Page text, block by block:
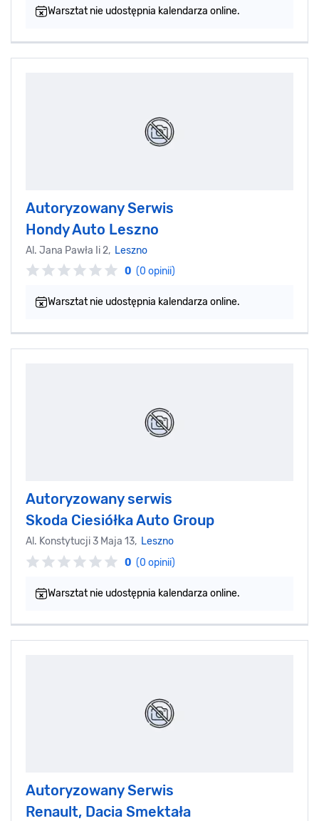
Warsztat nie udostępnia kalendarza online.
Autoryzowany Serwis
Hondy Auto Leszno
Al. Jana Pawła Ii 2, Leszno
0 (0 opinii)
Warsztat nie udostępnia kalendarza online.
Autoryzowany serwis
Skoda Ciesiółka Auto Group
Al. Konstytucji 3 Maja 13, Leszno
0 (0 opinii)
Warsztat nie udostępnia kalendarza online.
Autoryzowany Serwis
Renault, Dacia Smektała